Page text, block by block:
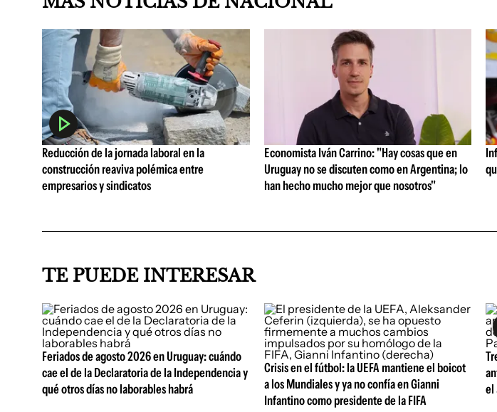
Reducción de la jornada laboral en la
construcción reaviva polémica entre
empresarios y sindicatos
Economista Iván Carrino: "Hay cosas que en
Uruguay no se discuten como en Argentina; lo
han hecho mucho mejor que nosotros"
TE PUEDE INTERESAR
Feriados de agosto 2026 en Uruguay: cuándo
cae el de la Declaratoria de la Independencia y
qué otros días no laborables habrá
Crisis en el fútbol: la UEFA mantiene el boicot
a los Mundiales y ya no confía en Gianni
Infantino como presidente de la FIFA
el